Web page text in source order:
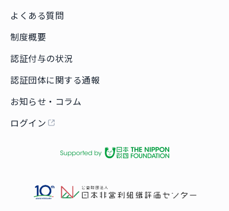
よくある質問
制度概要
認証付与の状況
認証団体に関する通報
お知らせ・コラム
ログイン